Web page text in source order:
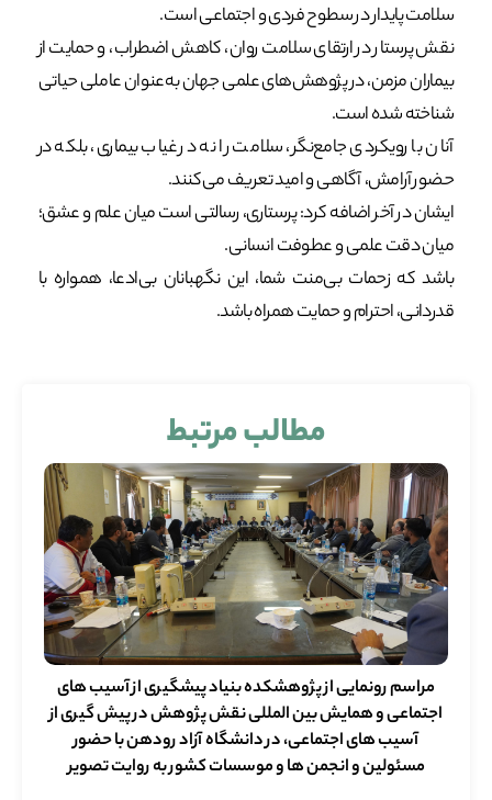
سلامت پایدار در سطوح فردی و اجتماعی است.
نقش پرستار در ارتقای سلامت روان، کاهش اضطراب، و حمایت از
بیماران مزمن، در پژوهش‌های علمی جهان به‌عنوان عاملی حیاتی
شناخته شده است.
آنان با رویکردی جامع‌نگر، سلامت را نه در غیاب بیماری، بلکه در
حضور آرامش، آگاهی و امید تعریف می‌کنند.
ایشان در آخر اضافه کرد: پرستاری، رسالتی است میان علم و عشق؛
میان دقت علمی و عطوفت انسانی.
باشد که زحمات بی‌منت شما، این نگهبانان بی‌ادعا، همواره با
قدردانی، احترام و حمایت همراه باشد.
مطالب مرتبط
مراسم رونمایی از پژوهشکده بنیاد پیشگیری از آسیب های
اجتماعی و همایش بین المللی نقش پژوهش در پیش گیری از
آسیب های اجتماعی، در دانشگاه آزاد رودهن با حضور
مسئولین و انجمن ها و موسسات کشور به روایت تصویر